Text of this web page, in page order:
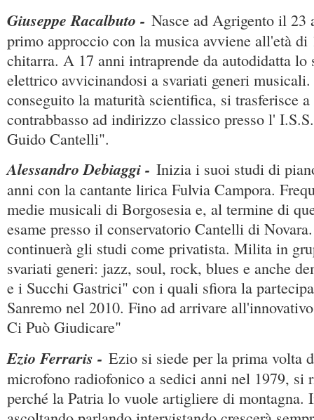
Giuseppe Racalbuto - Nasce ad Agrigento il 23
primo approccio con la musica avviene all'età di
chitarra. A 17 anni intraprende da autodidatta lo
elettrico avvicinandosi a svariati generi
conseguito la maturità scientifica, si trasferisce
contrabbasso ad indirizzo classico presso l'
Guido Cantelli".
Alessandro Debiaggi - Inizia i suoi studi di
anni con la cantante lirica Fulvia Campora.
medie musicali di Borgosesia e, al termine di
esame presso il conservatorio Cantelli di
continuerà gli studi come privatista. Milita in
svariati generi: jazz, soul, rock, blues e anche
e i Succhi Gastrici" con i quali sfiora la
Sanremo nel 2010. Fino ad arrivare
Ci Può Giudicare"
Ezio Ferraris - Ezio si siede per la prima volta
microfono radiofonico a sedici anni nel 1979, si
perché la Patria lo vuole artigliere di montagna.